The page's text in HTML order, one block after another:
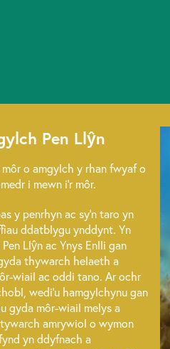
Pen Llŷn
o amgylch y rhan fwyaf o
i mewn i’r môr.
y penrhyn ac sy’n taro yn
ddatblygu ynddynt. Yn
Llŷn ac Ynys Enlli gan
thywarch helaeth a
wiail ac oddi tano. Ar ochr
wedi’u hamgylchynu gan
gyda môr-wiail melys a
amrywiol o wymon
yn ddyfnach a